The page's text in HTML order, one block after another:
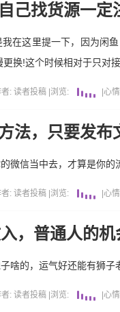
己找货源一定
在这里提一下，因为闲
换!这个时候相对于只对
者: 读者投稿 浏览: 心
法，只要发布
微信当中去，才算是你
者: 读者投稿 浏览: 心
，普通人的机
啥的，运气好还能有狮
者: 读者投稿 浏览: 心